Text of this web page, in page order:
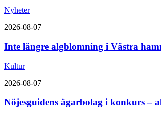
Nyheter
2026-08-07
Inte längre algblomning i Västra
Kultur
2026-08-07
Nöjesguidens ägarbolag i konkurs –